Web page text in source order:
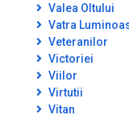
Valea Oltului
Vatra
Veteranilor
Victoriei
Viilor
Virtutii
Vitan